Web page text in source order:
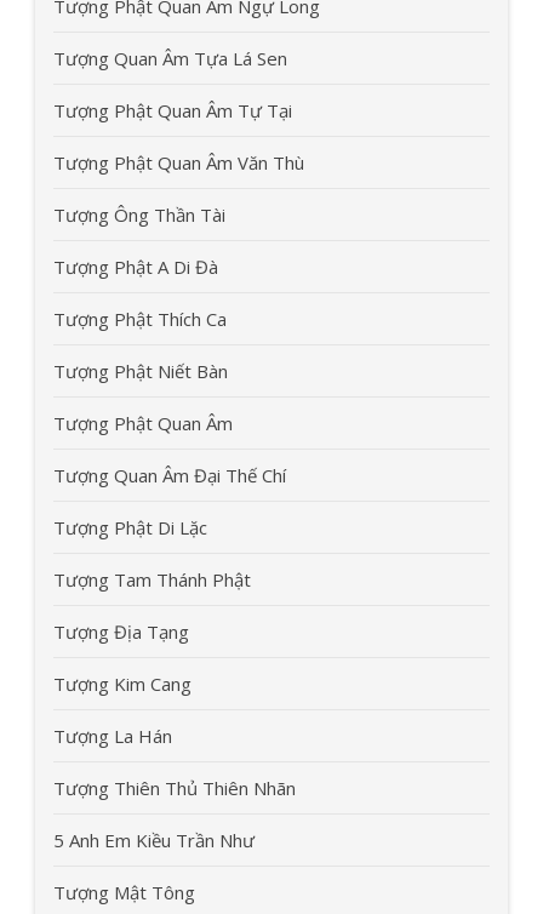
Tượng Phật Quan Âm Ngự Long
Tượng Quan Âm Tựa Lá Sen
Tượng Phật Quan Âm Tự Tại
Tượng Phật Quan Âm Văn Thù
Tượng Ông Thần Tài
Tượng Phật A Di Đà
Tượng Phật Thích Ca
Tượng Phật Niết Bàn
Tượng Phật Quan Âm
Tượng Quan Âm Đại Thế Chí
Tượng Phật Di Lặc
Tượng Tam Thánh Phật
Tượng Địa Tạng
Tượng Kim Cang
Tượng La Hán
Tượng Thiên Thủ Thiên Nhãn
5 Anh Em Kiều Trần Như
Tượng Mật Tông